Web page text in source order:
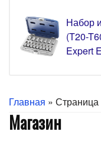
Набор
(T20-
Expert
Главная » Страница
Магазин